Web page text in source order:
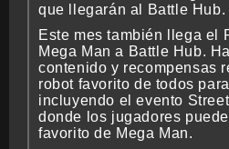
que llegarán al Battle Hub.
Este mes también llega el
Mega Man a Battle Hub.
contenido y recompensas
robot favorito de todos
incluyendo el evento
donde los jugadores
favorito de Mega Man.